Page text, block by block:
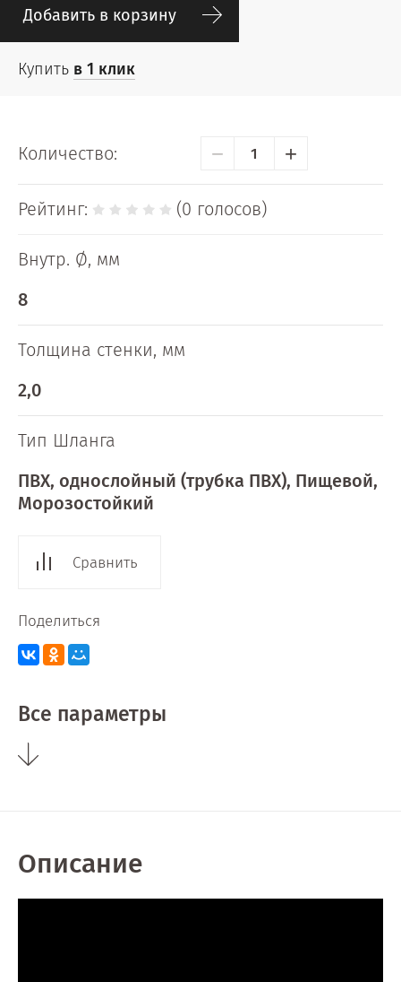
Добавить в корзину
Купить в 1 клик
Количество: − +
Рейтинг: (0 голосов)
Внутр. Ø, мм
8
Толщина стенки, мм
2,0
Тип Шланга
ПВХ, однослойный (трубка ПВХ), Пищевой,
Морозостойкий
Сравнить
Поделиться
Все параметры
Описание